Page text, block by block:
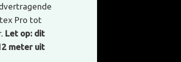
Pro tot
Let op: dit
meter uit